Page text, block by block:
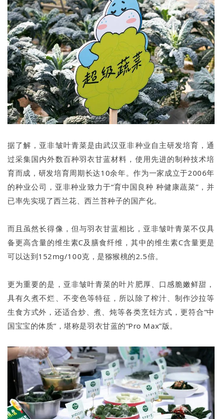
据了解，亚非皱叶青菜是由武汉亚非种业自主研发培育，通
过采集国内外数百种羽衣甘蓝材料，使用先进的制种技术培
育而成，研发培育周期长达10余年。作为一家成立于2006年
的种业公司，亚非种业致力于“育中国良种 种健康蔬菜”，并
已率先实现了西兰花、西兰苔种子的国产化。
而且虽然长得像，但与羽衣甘蓝相比，亚非皱叶青菜不仅具
备更高含量的维生素C及膳食纤维，其中的维生素C含量更是
可以达到152mg/100克，是猕猴桃的2.5倍。
更为重要的是，亚非皱叶青菜的叶片肥厚、口感脆嫩鲜甜，
具有久煮不烂、不变色等特征，所以除了榨汁、制作沙拉等
生食方式外，还适合炒、煮、炖等各类烹饪方式，更符合“中
国宝宝的体质”，堪称是羽衣甘蓝的“Pro Max”版。